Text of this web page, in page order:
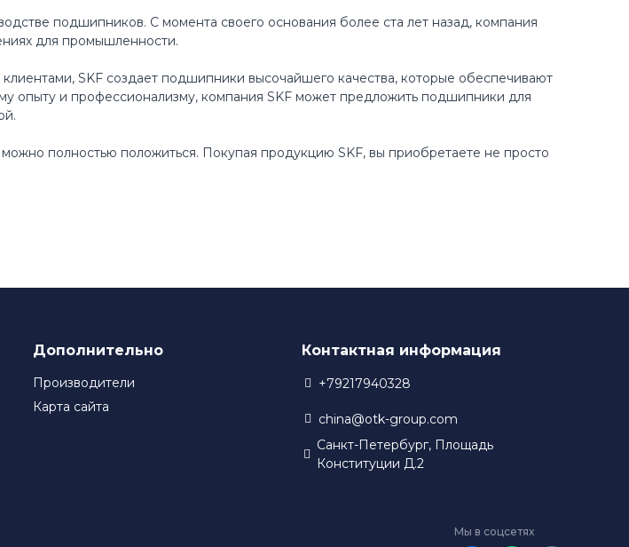
подшипников. С момента своего основания более ста лет назад, компания
для промышленности.
SKF создает подшипники высочайшего качества, которые обеспечивают
и профессионализму, компания SKF может предложить подшипники для
полностью положиться. Покупая продукцию SKF, вы приобретаете не просто
Дополнительно
Производители
Карта сайта
Контактная информация
+79217940328
china@otk-group.com
Санкт-Петербург, Площадь
Конституции Д.2
Мы в соцсетях